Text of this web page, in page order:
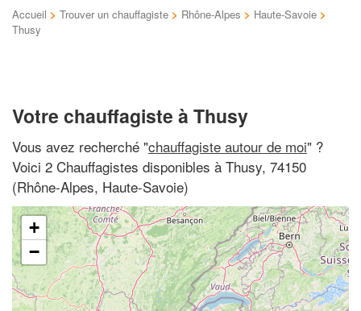
Accueil > Trouver un chauffagiste > Rhône-Alpes > Haute-Savoie >
Thusy
Votre chauffagiste à Thusy
Vous avez recherché "chauffagiste autour de moi" ?
Voici 2 Chauffagistes disponibles à Thusy, 74150
(Rhône-Alpes, Haute-Savoie)
+
−